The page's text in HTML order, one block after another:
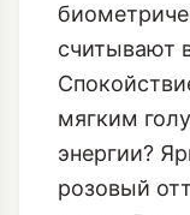
считывают
мягким
энергии?
розовый